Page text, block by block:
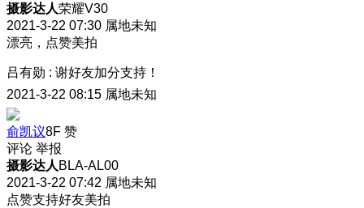
摄影达人荣耀V30
2021-3-22 07:30 属地未知
漂亮，点赞美拍
吕有勋 : 谢好友加分支持！
2021-3-22 08:15 属地未知
俞凯议8F 赞
评论 举报
摄影达人 BLA-AL00
2021-3-22 07:42 属地未知
点赞支持好友美拍